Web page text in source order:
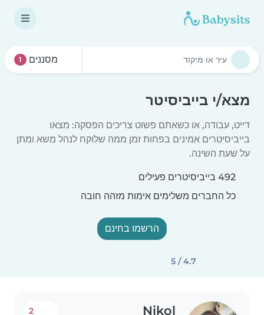
מסננים 1
מצא/י בייביסיטר
דייט, עבודה, או כשאתם פשוט צריכים הפסקה: מצאו
בייביסיטרים אמינים בפחות זמן ממה שלוקח לנהל משא ומתן
על שעת השינה.
492 בייביסיטרים פעילים
כל החברים משלימים אימות מזהה חובה
הרשמו בחינם
4.7 / 5
Nikol
2